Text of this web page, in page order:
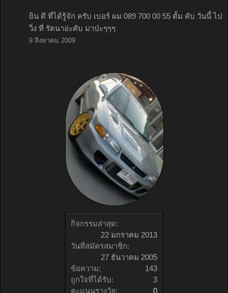
กิจกรรมล่าสุด:
22 มกราคม 2013
วันที่สมัครสมาชิก:
27 ธันวาคม 2005
ข้อความ:
143
ถูกใจที่ได้รับ:
3
คะแนนรางวัล:
0
ยิน ดี ที่ได้รู้จัก ครับ เบอร์ ผม 089 700 00 55 ตั้ม คับ วันนี้ ไป
วิ่ง ที่ รัตนาอ่ะคับ มาป่ะๆๆๆ
9 สิงหาคม 2009